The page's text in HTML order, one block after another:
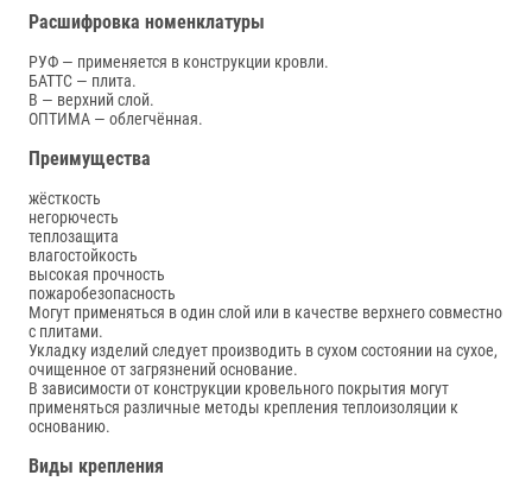
Расшифровка номенклатуры
РУФ — применяется в конструкции кровли.
БАТТС — плита.
В — верхний слой.
ОПТИМА — облегчённая.
Преимущества
жёсткость
негорючесть
теплозащита
влагостойкость
высокая прочность
пожаробезопасность
Могут применяться в один слой или в качестве верхнего совместно
с плитами.
Укладку изделий следует производить в сухом состоянии на сухое,
очищенное от загрязнений основание.
В зависимости от конструкции кровельного покрытия могут
применяться различные методы крепления теплоизоляции к
основанию.
Виды крепления